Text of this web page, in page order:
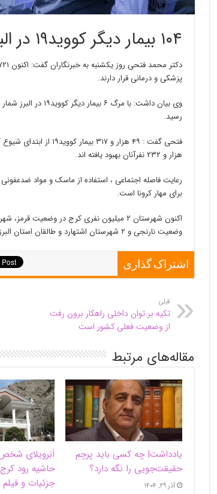
۱۰۴ بیمار دیگر کووید۱۹ در البرز بستری شدند
پزشکی و درمانی قرار دارند.
رسید.
هزار و ۲۳۲ نفرآنان بهبود یافته اند.
رعایت فاصله اجتماعی ، استفاده از ماسک و مواد
برای مهار کرونا است.
اکنون شهرستان ۲ میلیون نفری کرج در وضعیت
وضعیت نارنجی و ۲ شهرستان اشتهارد و طالقان استان البرز زرد کرونایی هستند.
اشتراک گذاری
قبلی
تکیه بر توان داخلی راهکار برون رفت
از وضعیت فعلی کشور است
مقاله‌های مرتبط
یادداشت| ‌چه کسی باید پرچم
حقیقت‌جویی را نگه دارد؟
آذر ۲۹, ۱۴۰۴
اَبَر‌ویلای
حاشیه‌ رود
جزئیات و فیلم